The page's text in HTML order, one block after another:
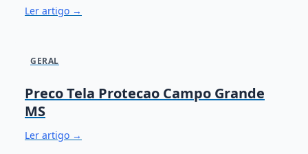
Ler artigo →
GERAL
Preco Tela Protecao Campo Grande
MS
Ler artigo →